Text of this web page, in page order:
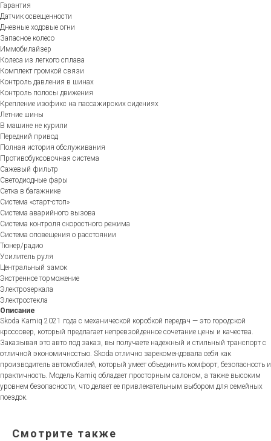
Гарантия
Датчик освещенности
Дневные ходовые огни
Запасное колесо
Иммобилайзер
Колеса из легкого сплава
Комплект громкой связи
Контроль давления в шинах
Контроль полосы движения
Крепление изофикс на пассажирских сидениях
Летние шины
В машине не курили
Передний привод
Полная история обслуживания
Противобуксовочная система
Сажевый фильтр
Светодиодные фары
Сетка в багажнике
Система «старт-стоп»
Система аварийного вызова
Система контроля скоростного режима
Система оповещения о расстоянии
Тюнер/радио
Усилитель руля
Центральный замок
Экстренное торможение
Электрозеркала
Электростекла
Описание
Skoda Kamiq 2021 года с механической коробкой передач — это городской
кроссовер, который предлагает непревзойденное сочетание цены и качества.
Заказывая это авто под заказ, вы получаете надежный и стильный транспорт с
отличной экономичностью. Skoda отлично зарекомендовала себя как
производитель автомобилей, который умеет объединить комфорт, безопасность и
практичность. Модель Kamiq обладает просторным салоном, а также высоким
уровнем безопасности, что делает ее привлекательным выбором для семейных
поездок.
Смотрите также